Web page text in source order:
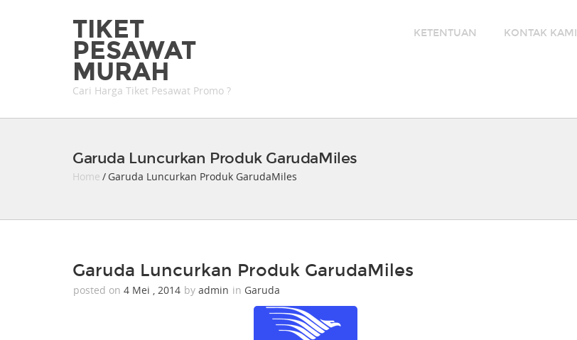
TIKET
PESAWAT
MURAH
Cari Harga Tiket Pesawat Promo ?
KETENTUAN KONTAK KAMI
Garuda Luncurkan Produk GarudaMiles
Home / Garuda Luncurkan Produk GarudaMiles
Garuda Luncurkan Produk GarudaMiles
posted on 4 Mei , 2014 by admin in Garuda